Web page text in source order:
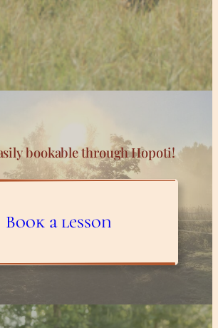
bookable through Hopoti!
Book a lesson